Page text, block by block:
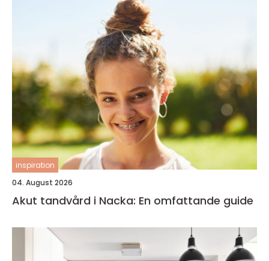
inspiration
04. August 2026
Akut tandvård i Nacka: En omfattande guide